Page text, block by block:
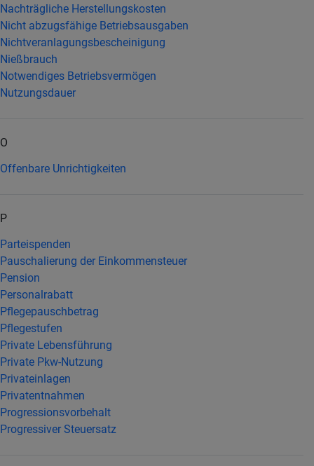
Nachträgliche Herstellungskosten
Nicht abzugsfähige Betriebsausgaben
Nichtveranlagungsbescheinigung
Nießbrauch
Notwendiges Betriebsvermögen
Nutzungsdauer
O
Offenbare Unrichtigkeiten
P
Parteispenden
Pauschalierung der Einkommensteuer
Pension
Personalrabatt
Pflegepauschbetrag
Pflegestufen
Private Lebensführung
Private Pkw-Nutzung
Privateinlagen
Privatentnahmen
Progressionsvorbehalt
Progressiver Steuersatz